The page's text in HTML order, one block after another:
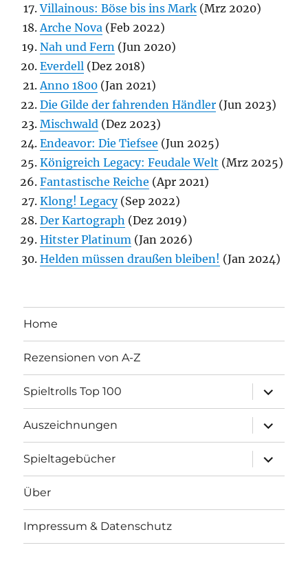
Villainous: Böse bis ins Mark (Mrz 2020)
Arche Nova (Feb 2022)
Nah und Fern (Jun 2020)
Everdell (Dez 2018)
Anno 1800 (Jan 2021)
Die Gilde der fahrenden Händler (Jun 2023)
Mischwald (Dez 2023)
Endeavor: Die Tiefsee (Jun 2025)
Königreich Legacy: Feudale Welt (Mrz 2025)
Fantastische Reiche (Apr 2021)
Klong! Legacy(Sep 2022)
Der Kartograph (Dez 2019)
Hitster Platinum (Jan 2026)
Helden müssen draußen bleiben! (Jan 2024)
Home
Rezensionen von A-Z
Spieltrolls Top 100
öffnen
Auszeichnungen
öffnen
Spieltagebücher
öffnen
Über
Impressum & Datenschutz